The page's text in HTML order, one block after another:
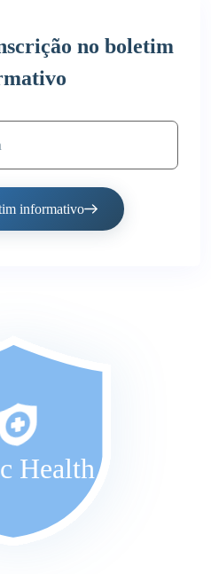
no boletim
informativo
Health